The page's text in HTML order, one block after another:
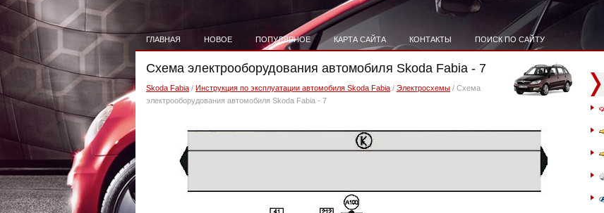
ГЛАВНАЯ НОВОЕ ПОПУЛЯРНОЕ КАРТА САЙТА КОНТАКТЫ ПОИСК ПО САЙТУ
Cхема электрооборудования автомобиля Skoda Fabia - 7
Skoda Fabia / Инструкция по эксплуатации автомобиля Skoda Fabia / Электросхемы / Cхема
электрооборудования автомобиля Skoda Fabia - 7